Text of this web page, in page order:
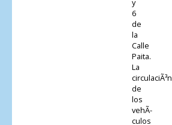
y
6
de
la
Calle
Paita.
La
circulaciÃ³n
de
los
vehÃ­
culos